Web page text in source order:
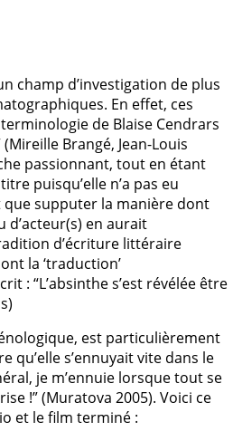
champ d’investigation de plus
En effet, ces
de Blaise Cendrars
Brangé, Jean-Louis
passionnant, tout en étant
puisqu’elle n’a pas eu
que supputer la manière dont
d’acteur(s) en aurait
d’écriture littéraire
la ‘traduction’
: “L’absinthe s’est révélée être
est particulièrement
s’ennuyait vite dans le
je m’ennuie lorsque tout se
!” (Muratova 2005). Voici ce
et le film terminé :